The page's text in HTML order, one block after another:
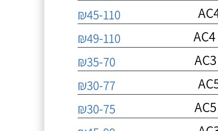
₪45-110
₪49-110
₪35-70
₪30-77
₪30-75